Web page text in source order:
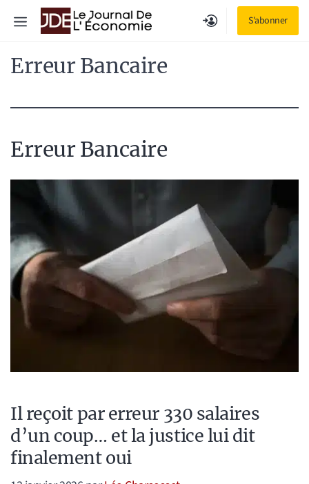
S'abonner
Menu
Erreur Bancaire
Erreur Bancaire
Il reçoit par erreur 330 salaires
d’un coup… et la justice lui dit
finalement oui